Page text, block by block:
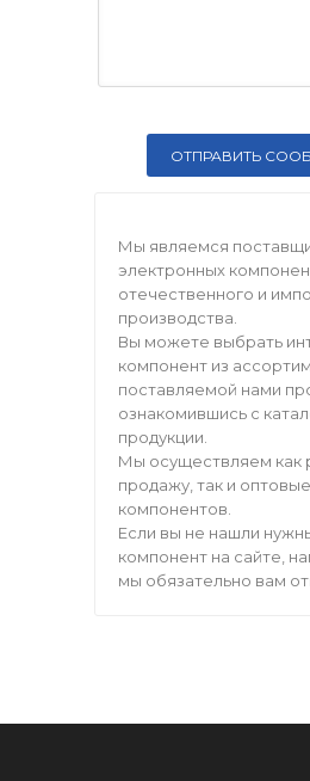
Мы являемся
электронных
отечественного и
производства.
Вы можете выбрать
компонент из
поставляемой нами
ознакомившись с
продукции.
Мы осуществляем как
продажу, так и
компонентов.
Если вы не нашли
компонент на сайте,
мы обязательно вам